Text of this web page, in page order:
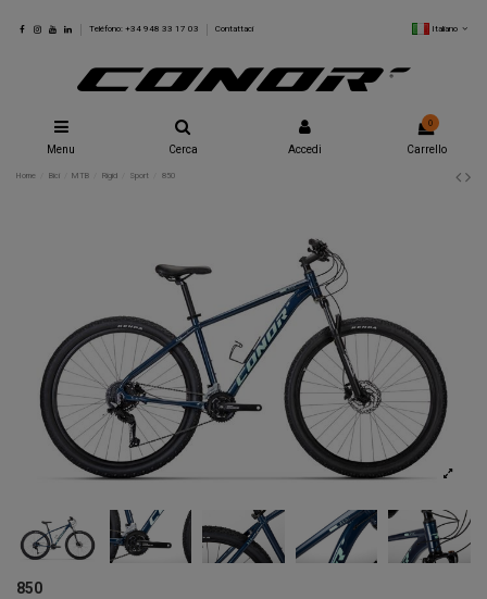
Teléfono: +34 948 33 17 03 Contattaci Italiano
Menu Cerca Accedi
0
Carrello
Home Bici MTB Rigid Sport 850
850